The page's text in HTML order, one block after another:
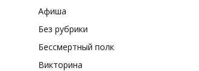
Афиша
Без рубрики
Бессмертный полк
Викторина